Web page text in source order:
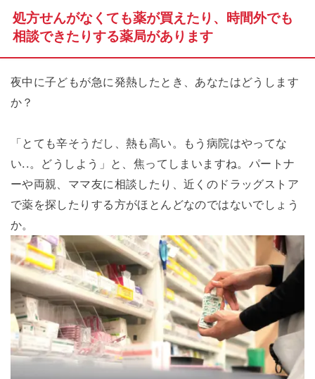
処方せんがなくても薬が買えたり、時間外でも
相談できたりする薬局があります
夜中に子どもが急に発熱したとき、あなたはどうします
か？
「とても辛そうだし、熱も高い。もう病院はやってな
い..。どうしよう」と、焦ってしまいますね。パートナ
ーや両親、ママ友に相談したり、近くのドラッグストア
で薬を探したりする方がほとんどなのではないでしょう
か。